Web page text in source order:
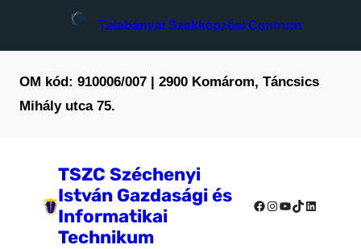
Tatabányai Szakképzési Centrum
OM kód: 910006/007 | 2900 Komárom, Táncsics
Mihály utca 75.
TSZC Széchenyi
István Gazdasági és
Informatikai
Technikum
Facebook
Instagram
YouTube
TikTok
LinkedIn